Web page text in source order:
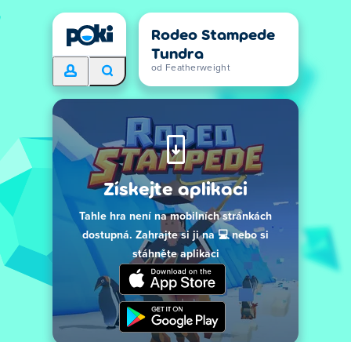
Rodeo Stampede
Tundra
od Featherweight
Získejte aplikaci
Tahle hra není na mobilních stránkách
dostupná. Zahrajte si ji na 💻 nebo si
stáhněte aplikaci